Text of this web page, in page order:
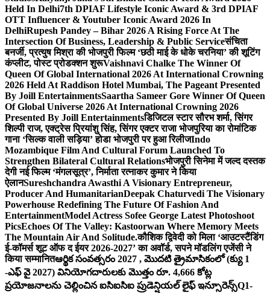
Held In Delhi7th DPIAF Lifestyle Iconic Award & 3rd DPIAF
OTT Influencer & Youtuber Iconic Award 2026 In
DelhiRupesh Pandey – Bihar 2026 A Rising Force At The
Intersection Of Business, Leadership & Public Serviceसंचिता
बनर्जी, प्रत्युष मिश्रा की भोजपुरी फिल्म ‘छठी माई के धोके चरनिया’ की शूटिंग
कंप्लीट, पोस्ट प्रोडक्शन शुरूVaishnavi Chalke The Winner Of
Queen Of Global International 2026 At International Crowning
2026 Held At Raddison Hotel Mumbai, The Pageant Presented
By Joill EntertainmentsSaartha Sameer Gore Winner Of Queen
Of Global Universe 2026 At International Crowning 2026
Presented By Joill Entertainmentsडिजिटल स्टार सौरभ शर्मा, सिंगर
शिल्पी राज, एक्ट्रेस प्रियांशु सिंह, सिंगर एक्टर राजा भोजपुरिया का रोमांटिक
गाना ‘सिल्क वाली सड़िया’ होडा भोजपुरी पर हुआ रिलीजIndo
Mozambique Film And Cultural Forum Launched To
Strengthen Bilateral Cultural Relationsभोजपुरी सिनेमा में जल्द दस्तक
देगी नई फिल्म ‘मंगलसूत्र’, निर्माता रत्नाकर कुमार ने किया
ऐलानSureshchandra Awasthi A Visionary Entrepreneur,
Producer And HumanitarianDeepak Chaturvedi The Visionary
Powerhouse Redefining The Future Of Fashion And
EntertainmentModel Actress Sofee George Latest Photoshoot
PicsEchoes Of The Valley: Kastoorwan Where Memory Meets
The Mountain Air And Solitude.कौशिक द्विवेदी को मिला ‘आउटस्टैंडिंग
ई-कॉमर्स शूट ऑफ द ईयर 2026-2027’ का अवॉर्ड, सपने मॉडलिंग एजेंसी ने
किया सम्मानितఆర్థిక సంవత్సరం 2027 , మొదటి త్రైమాసికంలో (క్యు 1
-ఎఫ్ వై 2027) వినియోగదారులకు మొత్తం రూ. 4,666 కోట్ల
ప్రయోజనాలను చెల్లించిన ఐసిఐసిఐ ప్రుడెన్షియల్ లైఫ్ ఇన్సూరెన్స్Q1-